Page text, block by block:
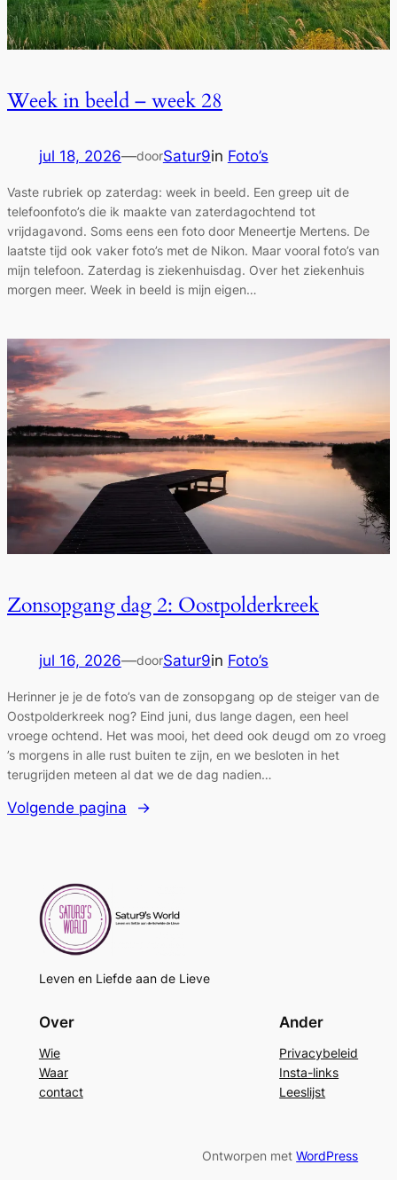
Week in beeld – week 28
jul 18, 2026—doorSatur9in Foto’s
Vaste rubriek op zaterdag: week in beeld. Een greep uit de
telefoonfoto’s die ik maakte van zaterdagochtend tot
vrijdagavond. Soms eens een foto door Meneertje Mertens. De
laatste tijd ook vaker foto’s met de Nikon. Maar vooral foto’s van
mijn telefoon. Zaterdag is ziekenhuisdag. Over het ziekenhuis
morgen meer. Week in beeld is mijn eigen…
Zonsopgang dag 2: Oostpolderkreek
jul 16, 2026—doorSatur9in Foto’s
Herinner je je de foto’s van de zonsopgang op de steiger van de
Oostpolderkreek nog? Eind juni, dus lange dagen, een heel
vroege ochtend. Het was mooi, het deed ook deugd om zo vroeg
’s morgens in alle rust buiten te zijn, en we besloten in het
terugrijden meteen al dat we de dag nadien…
Volgende pagina →
Leven en Liefde aan de Lieve
Over
Wie
Waar
contact
Ander
Privacybeleid
Insta-links
Leeslijst
Ontworpen metWordPress